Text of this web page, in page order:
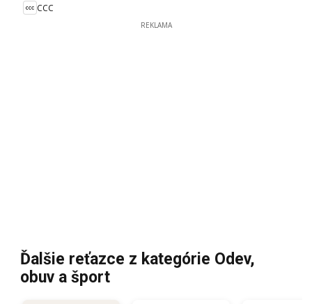
CCC
REKLAMA
Ďalšie reťazce z kategórie Odev,
obuv a šport